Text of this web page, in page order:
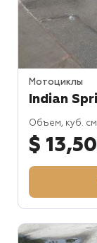
Мотоциклы
Indian
Объем, куб.
$